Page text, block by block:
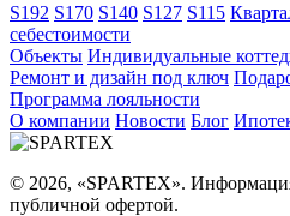
S192 S170 S140 S127 S115
себестоимости
Объекты Индивидуальные
Ремонт и дизайн под ключ
Программа лояльности
О компании Новости Блог
© 2026, «SPARTEX».
публичной офертой.